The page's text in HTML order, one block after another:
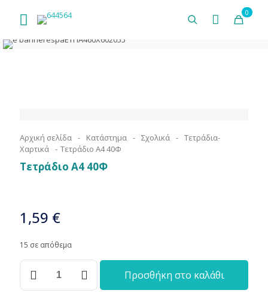
0
Αρχική σελίδα - Κατάστημα - Σχολικά - Τετράδια-
Χαρτικά - Τετράδιο Α4 40Φ
Τετράδιο Α4 40Φ
1,59 €
15 σε απόθεμα
Τετράδιο
40Φ
Προσθήκη στο καλάθι